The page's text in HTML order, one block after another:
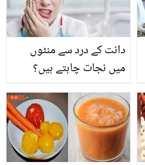
دانت کے درد سے منٹوں
میں نجات چاہتے ہیں؟